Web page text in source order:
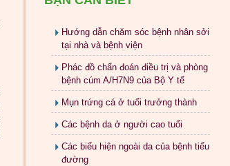
Hướng dẫn chăm sóc bệnh nhân sởi
tại nhà và bệnh viện
Phác đồ chẩn đoán điều trị và phòng
bệnh cúm A/H7N9 của Bộ Y tế
Mụn trứng cá ở tuổi trưởng thành
Các bệnh da ở người cao tuổi
Các biểu hiện ngoài da của bệnh tiểu
đường